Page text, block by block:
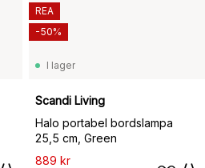
I lager
Scandi Living
Halo portabel bordslampa
25,5 cm, Green
889 kr
REA
-50%